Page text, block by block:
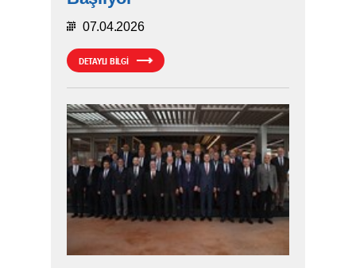
07.04.2026
DETAYLI BİLGİ